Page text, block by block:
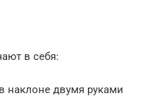
в себя:
наклоне двумя руками